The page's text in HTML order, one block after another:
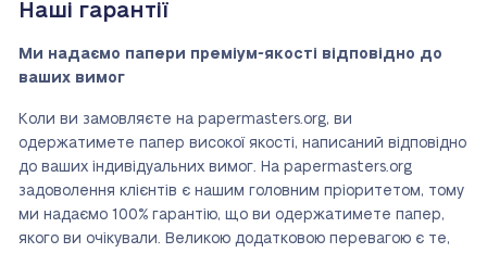
Наші гарантії
Ми надаємо папери преміум-якості відповідно до
ваших вимог
Коли ви замовляєте на papermasters.org, ви
одержатимете папер високої якості, написаний відповідно
до ваших індивідуальних вимог. На papermasters.org
задоволення клієнтів є нашим головним пріоритетом, тому
ми надаємо 100% гарантію, що ви одержатимете папер,
якого ви очікували. Великою додатковою перевагою є те,